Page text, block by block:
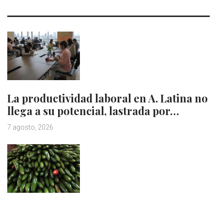
La productividad laboral en A. Latina no
llega a su potencial, lastrada por…
7 agosto, 2026